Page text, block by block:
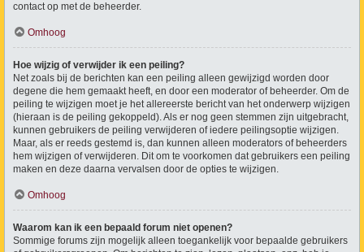
contact op met de beheerder.
Omhoog
Hoe wijzig of verwijder ik een peiling?
Net zoals bij de berichten kan een peiling alleen gewijzigd worden door
degene die hem gemaakt heeft, en door een moderator of beheerder. Om de
peiling te wijzigen moet je het allereerste bericht van het onderwerp wijzigen
(hieraan is de peiling gekoppeld). Als er nog geen stemmen zijn uitgebracht,
kunnen gebruikers de peiling verwijderen of iedere peilingsoptie wijzigen.
Maar, als er reeds gestemd is, dan kunnen alleen moderators of beheerders
hem wijzigen of verwijderen. Dit om te voorkomen dat gebruikers een peiling
maken en deze daarna vervalsen door de opties te wijzigen.
Omhoog
Waarom kan ik een bepaald forum niet openen?
Sommige forums zijn mogelijk alleen toegankelijk voor bepaalde gebruikers